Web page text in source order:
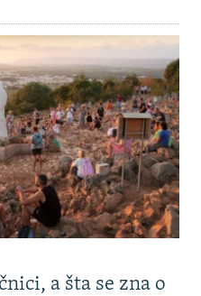
a šta se zna o